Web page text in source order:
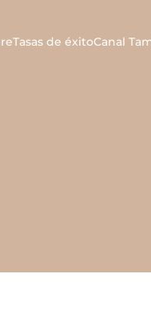
Tasas de éxitoCanal